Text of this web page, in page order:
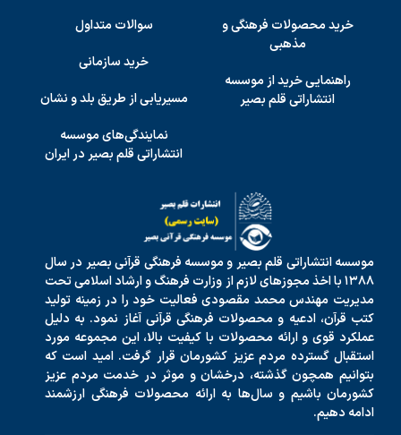
خرید محصولات فرهنگی و
مذهبی
راهنمایی خرید از موسسه
انتشاراتی قلم بصیر
سوالات متداول
خرید سازمانی
مسیریابی از طریق بلد و نشان
نمایندگی‌های موسسه
انتشاراتی قلم بصیر در ایران
موسسه انتشاراتی قلم بصیر و موسسه فرهنگی قرآنی بصیر در سال
۱۳۸۸ با اخذ مجوزهای لازم از وزارت فرهنگ و ارشاد اسلامی تحت
مدیریت مهندس محمد مقصودی فعالیت خود را در زمینه تولید
کتب قرآن، ادعیه و محصولات فرهنگی قرآنی آغاز نمود. به دلیل
عملکرد قوی و ارائه محصولات با کیفیت بالا، این مجموعه مورد
استقبال گسترده مردم عزیز کشورمان قرار گرفت. امید است که
بتوانیم همچون گذشته، درخشان و موثر در خدمت مردم عزیز
کشورمان باشیم و سال‌ها به ارائه محصولات فرهنگی ارزشمند
ادامه دهیم.